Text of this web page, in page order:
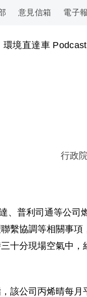
意見信箱 電子
環境直達車 Podcast
行政
、普利司通等公司
繫協調等相關事項
十分現場空氣中，
該公司丙烯晴每月